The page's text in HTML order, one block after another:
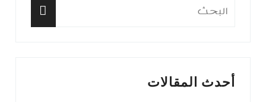
البحث
أحدث المقالات